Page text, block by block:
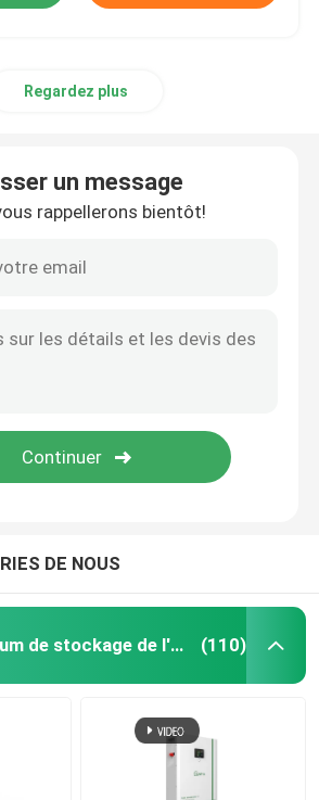
SOUMETTRE
Regardez plus
un message
rappellerons bientôt!
DE NOUS
Batterie au lithium de stockage de l'énergie (110)